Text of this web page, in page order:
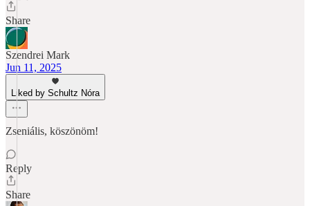
Share
Szendrei Mark
Jun 11, 2025
Liked by Schultz Nóra
Zseniális, köszönöm!
Reply
Share